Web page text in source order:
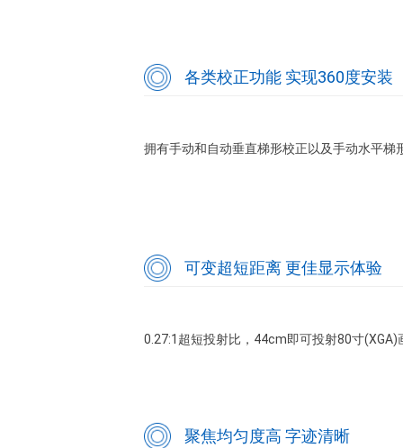
各类校正功能 实现360度安装
拥有手动和自动垂直梯形校正以及手动水平
可变超短距离 更佳显示体验
0.27:1超短投射比，44cm即可投射80寸
聚焦均匀度高 字迹清晰